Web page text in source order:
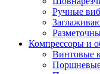
Ручные
Компрессоры и
Винтовые